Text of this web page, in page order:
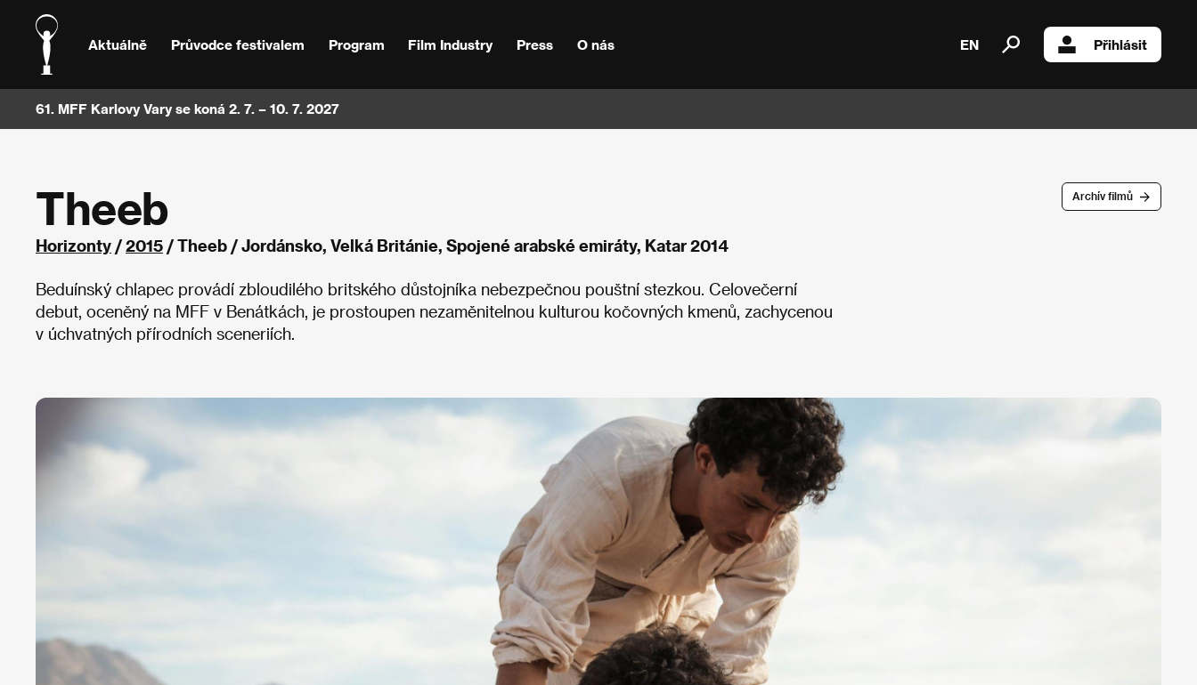
Aktuálně Průvodce festivalem Program Film Industry Press O nás EN Přihlásit
61. MFF Karlovy Vary se koná 2. 7. – 10. 7. 2027
Archív filmů
Theeb
Horizonty /2015 / Theeb / Jordánsko, Velká Británie, Spojené arabské emiráty, Katar 2014
Beduínský chlapec provádí zbloudilého britského důstojníka nebezpečnou pouštní stezkou. Celovečerní
debut, oceněný na MFF v Benátkách, je prostoupen nezaměnitelnou kulturou kočovných kmenů, zachycenou
v úchvatných přírodních sceneriích.